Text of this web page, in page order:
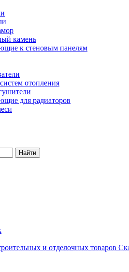
камень
к стеновым панелям
отопления
для радиаторов
Найти